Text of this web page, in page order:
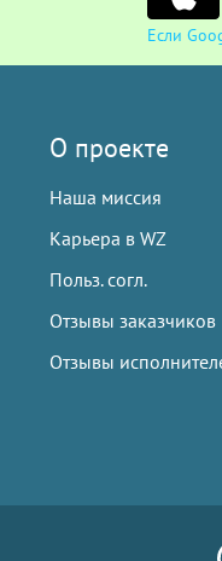
Если
О проекте
Наша миссия
Карьера в WZ
Польз. согл.
Отзывы заказчиков
Отзывы